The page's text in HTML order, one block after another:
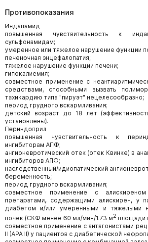
Противопоказания
Индапамид
повышенная чувствительность к
сульфонамидам;
умеренное или тяжелое нарушение функции
печеночная энцефалопатия;
тяжелое нарушение функции печени;
гипокалиемия;
совместное применение с
средствами, способными вызвать
тахикардию типа "пируэт" нецелесообразно;
период грудного вскармливания;
детский возраст до 18 лет
установлены).
Периндоприл
повышенная чувствительность к
ингибиторам АПФ;
ангионевротический отек (отек Квинке) в
ингибиторов АПФ;
наследственный/идиопатический
беременность;
период грудного вскармливания;
совместное применение с
препаратами, содержащими алискирен, у
диабетом и/или умеренными и тяжелыми
почек (СКФ менее 60 мл/мин/1.73 м2 площади
совместное применение с антагонистами
II (АРА II) у пациентов с диабетической